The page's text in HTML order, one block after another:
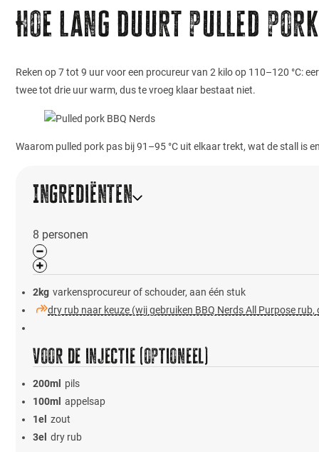
Hoe lang duurt pulled
Reken op 7 tot 9 uur voor een procureur van 2 kilo op 110–120 °C:
twee tot drie uur warm, dus te vroeg klaar bestaat niet.
Waarom pulled pork pas bij 91–95 °C uit elkaar trekt, wat de stall is
Ingrediënten
8 personen
2kg varkensprocureur of schouder, aan één stuk
dry rub naar keuze (wij gebruiken BBQ Nerds All Purpose
Voor de injectie (optioneel)
200ml pils
100ml appelsap
1el zout
3el dry rub